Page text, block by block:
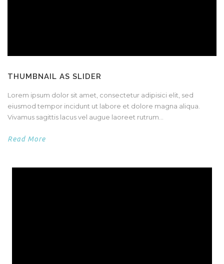
THUMBNAIL AS SLIDER
Lorem ipsum dolor sit amet, consectetur adipisici elit, sed
eiusmod tempor incidunt ut labore et dolore magna aliqua.
Vivamus sagittis lacus vel augue laoreet rutrum...
Read More